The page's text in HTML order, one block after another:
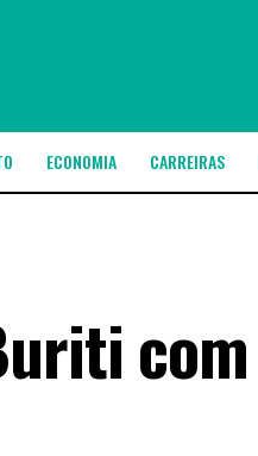
ECONOMIA CARREIRAS
com